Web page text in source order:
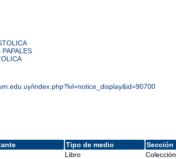
index.php?lvl=notice_display&id=90700
Tipo de medio Sección
Libro Colección